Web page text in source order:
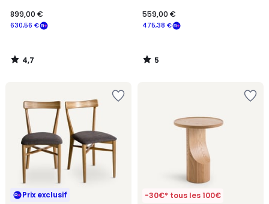
630,56 €
899,00 €
4,7
/
475,38 €
559,00 €
5
/
Prix exclusif -30€* tous les 100€